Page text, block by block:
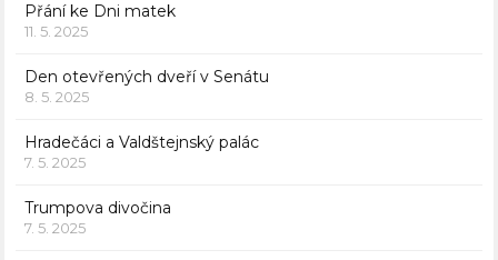
Přání ke Dni matek
11. 5. 2025
Den otevřených dveří v Senátu
8. 5. 2025
Hradečáci a Valdštejnský palác
7. 5. 2025
Trumpova divočina
7. 5. 2025